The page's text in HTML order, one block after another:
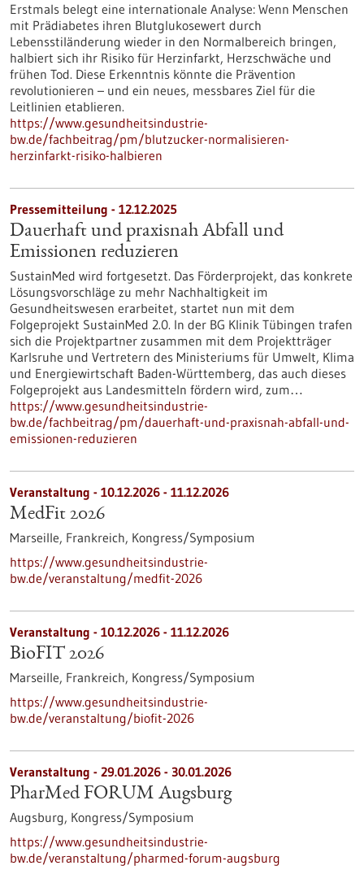
Erstmals belegt eine internationale Analyse: Wenn Menschen
mit Prädiabetes ihren Blutglukosewert durch
Lebensstiländerung wieder in den Normalbereich bringen,
halbiert sich ihr Risiko für Herzinfarkt, Herzschwäche und
frühen Tod. Diese Erkenntnis könnte die Prävention
revolutionieren – und ein neues, messbares Ziel für die
Leitlinien etablieren.
https://www.gesundheitsindustrie-
bw.de/fachbeitrag/pm/blutzucker-normalisieren-
herzinfarkt-risiko-halbieren
Pressemitteilung - 12.12.2025
Dauerhaft und praxisnah Abfall und
Emissionen reduzieren
SustainMed wird fortgesetzt. Das Förderprojekt, das konkrete
Lösungsvorschläge zu mehr Nachhaltigkeit im
Gesundheitswesen erarbeitet, startet nun mit dem
Folgeprojekt SustainMed 2.0. In der BG Klinik Tübingen trafen
sich die Projektpartner zusammen mit dem Projektträger
Karlsruhe und Vertretern des Ministeriums für Umwelt, Klima
und Energiewirtschaft Baden-Württemberg, das auch dieses
Folgeprojekt aus Landesmitteln fördern wird, zum…
https://www.gesundheitsindustrie-
bw.de/fachbeitrag/pm/dauerhaft-und-praxisnah-abfall-und-
emissionen-reduzieren
Veranstaltung - 10.12.2026 - 11.12.2026
MedFit 2026
Marseille, Frankreich, Kongress/Symposium
https://www.gesundheitsindustrie-
bw.de/veranstaltung/medfit-2026
Veranstaltung - 10.12.2026 - 11.12.2026
BioFIT 2026
Marseille, Frankreich, Kongress/Symposium
https://www.gesundheitsindustrie-
bw.de/veranstaltung/biofit-2026
Veranstaltung - 29.01.2026 - 30.01.2026
PharMed FORUM Augsburg
Augsburg, Kongress/Symposium
https://www.gesundheitsindustrie-
bw.de/veranstaltung/pharmed-forum-augsburg